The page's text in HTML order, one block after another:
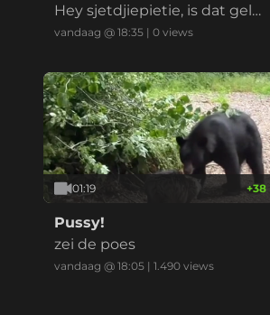
datacenter
Hey sjetdjiepietie, is dat gelui
d normaal?
vandaag @ 18:35 | 0 views
01:19 +38
Pussy!
zei de poes
vandaag @ 18:05 | 1.490 views